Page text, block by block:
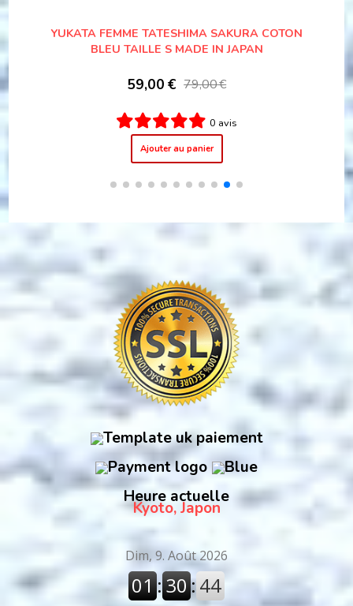
IN JAPAN"
KIMONO JAPONAIS O HANAMI KINMOJI
COTON SATIN FEMME "MADE IN
Heure actuelle
Kyoto, Japon